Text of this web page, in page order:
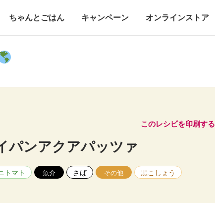
ちゃんとごはん キャンペーン オンラインストア
このレシピを印刷する
パンアクアパッツァ
トマト 魚介 さば その他 黒こしょう